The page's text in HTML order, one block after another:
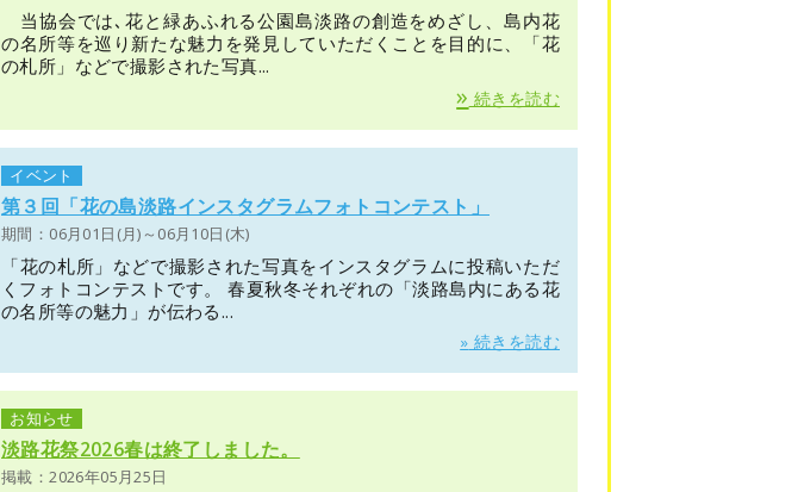
当協会では､花と緑あふれる公園島淡路の創造をめざし、島内花
の名所等を巡り新たな魅力を発見していただくことを目的に、「花
の札所」などで撮影された写真...
» 続きを読む
イベント
第３回「花の島淡路インスタグラムフォトコンテスト」
期間：06月01日(月)～06月10日(木)
「花の札所」などで撮影された写真をインスタグラムに投稿いただ
くフォトコンテストです。 春夏秋冬それぞれの「淡路島内にある花
の名所等の魅力」が伝わる...
» 続きを読む
お知らせ
淡路花祭2026春は終了しました。
掲載：2026年05月25日